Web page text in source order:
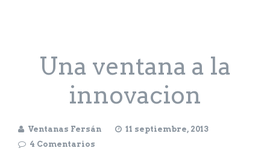
Una ventana a la
innovacion
Ventanas Fersán
11 septiembre, 2013
4 Comentarios